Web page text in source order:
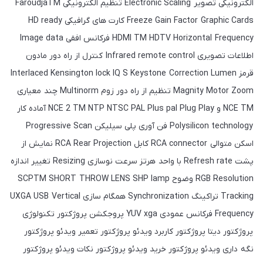
الکترونیکی تصویر Electronic Scaling تنظیم الکترونیکی FaroudjaTM
Freeze Gain Factor Graphic Cards کارت های گرافیکی HD ready
HDMI TM HDTV Horizontal Frequency فرکانس افقی Image data
اطلاعات تصویری Infrared remote control کنترل از راه دور مادون
قرمز Interlaced Kensington lock IQ S Keystone Correction Lumen
Magnity Motor Zoom تنظیم از راه دور زوم Multinorm چند معیاری
NCE TM و NCE 2 TM NTP NTSC PAL Plus pal Plug Play آماده کار
Polysilicon technology فن آوری پلی سیلیکن Progressive Scan
اسکن متوالی RCA connector کابل RCA Rear Projection نمایش از
پشت Refresh rate با واحد هرتز سرعت نوسازی Resizing تغییر اندازه
RGB Resolution وضوح SCPTM SHORT THROW LENS SHP lamp
Tracking تراکینگ Synchronization همگام سازی UXGA USB Vertical
Frequency فرکانس عمودی YUV xga پروجکشن پروژکتور تکنولوژی
پروژکتور دیتا پروژکتور کاربرد ویدئو پروژکتور تعمیر ویدئو پروژکتور
نگه داری ویدئو پروژکتور خرید ویدئو پروژکتور نکات ویدئو پروژکتور